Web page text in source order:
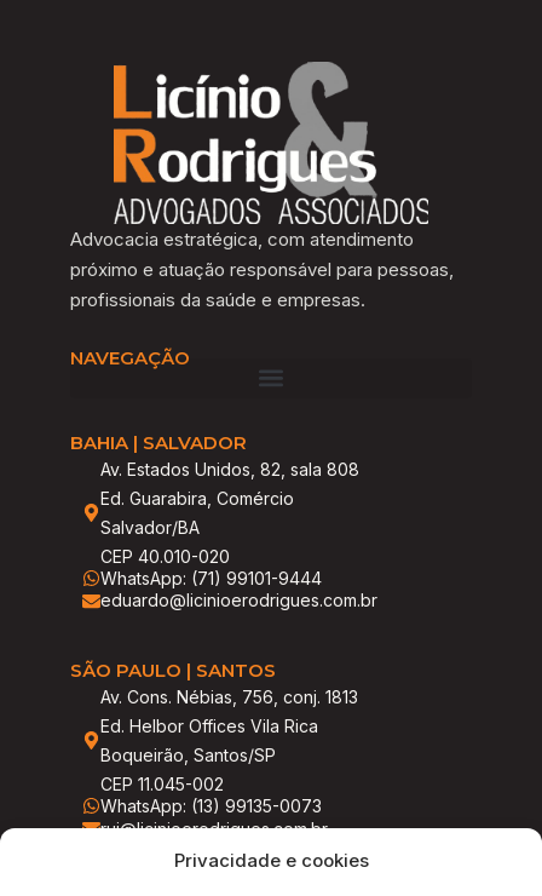
Privacidade e cookies
Advocacia estratégica, com atendimento
próximo e atuação responsável para pessoas,
profissionais da saúde e empresas.
NAVEGAÇÃO
BAHIA | SALVADOR
Av. Estados Unidos, 82, sala 808
Ed. Guarabira, Comércio
Salvador/BA
CEP 40.010-020
WhatsApp: (71) 99101-9444
eduardo@licinioerodrigues.com.br
SÃO PAULO | SANTOS
Av. Cons. Nébias, 756, conj. 1813
Ed. Helbor Offices Vila Rica
Boqueirão, Santos/SP
CEP 11.045-002
WhatsApp: (13) 99135-0073
rui@licinioerodrigues.com.br